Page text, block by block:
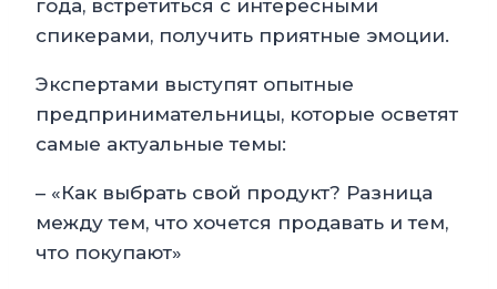
года, встретиться с интересными
спикерами, получить приятные эмоции.
Экспертами выступят опытные
предпринимательницы, которые осветят
самые актуальные темы:
– «Как выбрать свой продукт? Разница
между тем, что хочется продавать и тем,
что покупают»